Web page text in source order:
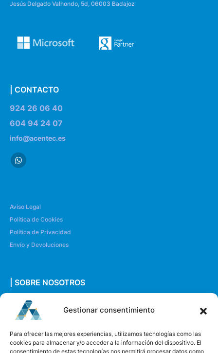
Gestionar consentimiento
Para ofrecer las mejores experiencias, utilizamos tecnologías como las
cookies para almacenar y/o acceder a la información del dispositivo. El
consentimiento de estas tecnologías nos permitirá procesar datos como
Jesús Delgado Valhondo, 5d, 06003 Badajoz
| CONTACTO
924 26 06 40
604 94 24 07
info@acentec.es
Aviso Legal
Política de Cookies
Política de Privacidad
Envío y Devoluciones
| SOBRE NOSOTROS
Quiénes somos
Envíanos un mensaje